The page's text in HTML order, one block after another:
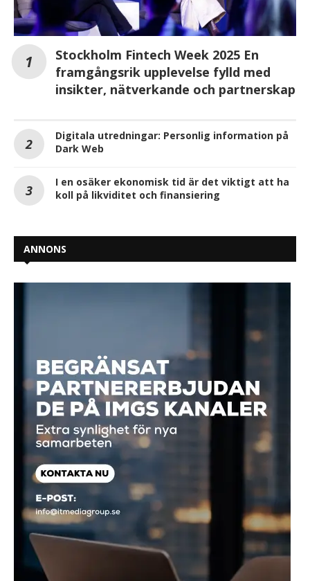
Stockholm Fintech Week 2025 En
framgångsrik upplevelse fylld med
insikter, nätverkande och partnerskap
Digitala utredningar: Personlig information på
Dark Web
I en osäker ekonomisk tid är det viktigt att ha
koll på likviditet och finansiering
ANNONS